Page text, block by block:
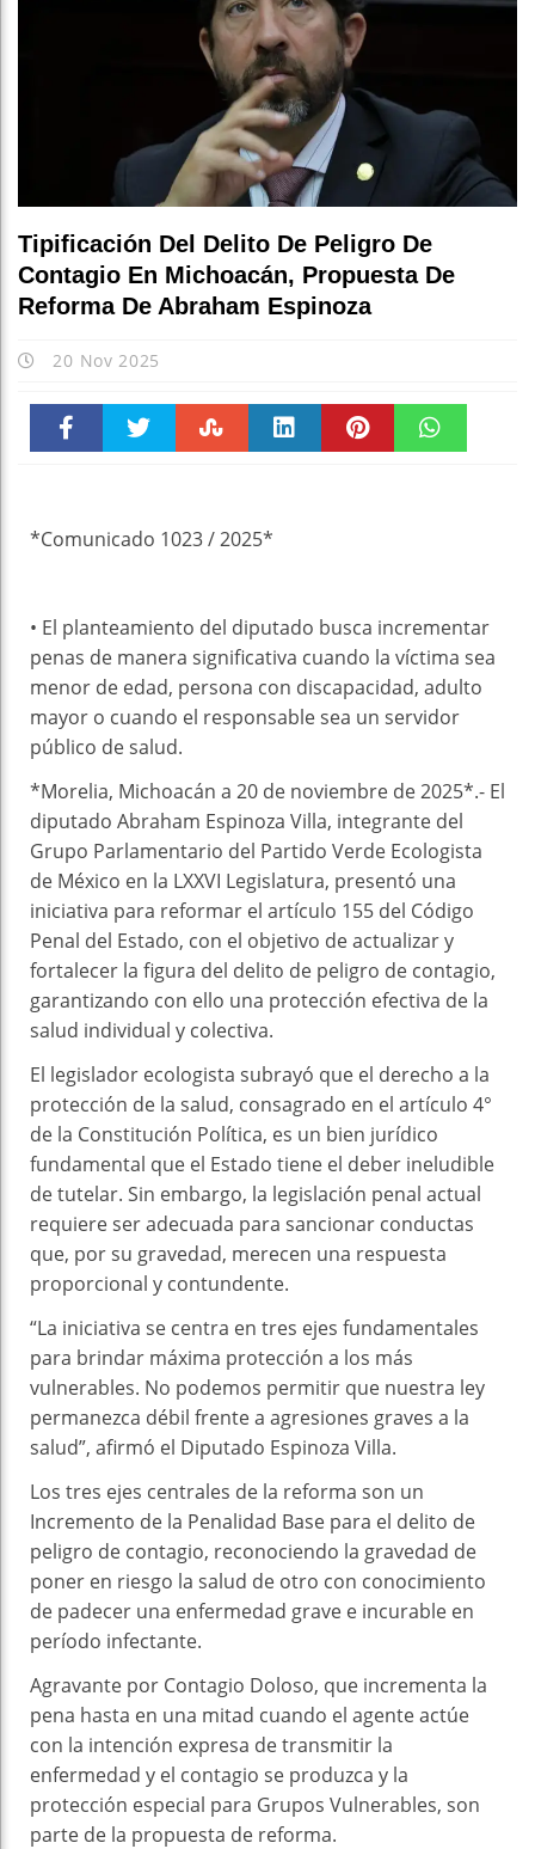
Tipificación Del Delito De Peligro De
Contagio En Michoacán, Propuesta De
Reforma De Abraham Espinoza
20 Nov 2025
*Comunicado 1023 / 2025*
•⁠ ⁠El planteamiento del diputado busca incrementar
penas de manera significativa cuando la víctima sea
menor de edad, persona con discapacidad, adulto
mayor o cuando el responsable sea un servidor
público de salud.
*Morelia, Michoacán a 20 de noviembre de 2025*.- El
diputado Abraham Espinoza Villa, integrante del
Grupo Parlamentario del Partido Verde Ecologista
de México en la LXXVI Legislatura, presentó una
iniciativa para reformar el artículo 155 del Código
Penal del Estado, con el objetivo de actualizar y
fortalecer la figura del delito de peligro de contagio,
garantizando con ello una protección efectiva de la
salud individual y colectiva.
El legislador ecologista subrayó que el derecho a la
protección de la salud, consagrado en el artículo 4°
de la Constitución Política, es un bien jurídico
fundamental que el Estado tiene el deber ineludible
de tutelar. Sin embargo, la legislación penal actual
requiere ser adecuada para sancionar conductas
que, por su gravedad, merecen una respuesta
proporcional y contundente.
“La iniciativa se centra en tres ejes fundamentales
para brindar máxima protección a los más
vulnerables. No podemos permitir que nuestra ley
permanezca débil frente a agresiones graves a la
salud”, afirmó el Diputado Espinoza Villa.
Los tres ejes centrales de la reforma son un
Incremento de la Penalidad Base para el delito de
peligro de contagio, reconociendo la gravedad de
poner en riesgo la salud de otro con conocimiento
de padecer una enfermedad grave e incurable en
período infectante.
Agravante por Contagio Doloso, que incrementa la
pena hasta en una mitad cuando el agente actúe
con la intención expresa de transmitir la
enfermedad y el contagio se produzca y la
protección especial para Grupos Vulnerables, son
parte de la propuesta de reforma.